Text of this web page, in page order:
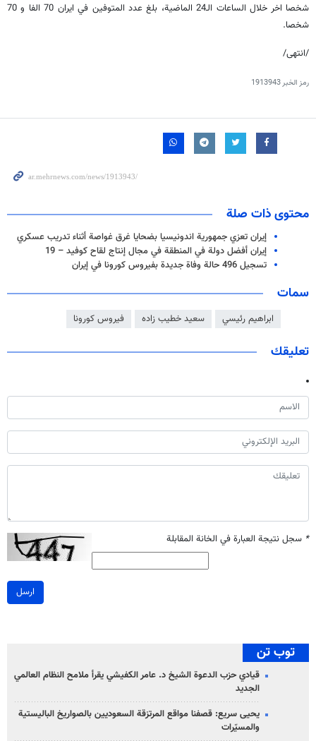
شخصا اخر خلال الساعات الـ24 الماضیة، بلغ عدد المتوفین في ایران 70 الفا و 70
شخصا.
/انتهى/
رمز الخبر1913943
محتوى ذات صلة
إيران تعزي جمهورية اندونيسيا بضحايا غرق غواصة أثناء تدريب عسكري
إيران أفضل دولة في المنطقة في مجال إنتاج لقاح كوفيد – 19
تسجيل 496 حالة وفاة جدیدة بفیروس کورونا في إیران
سمات
ابراهيم رئيسي سعيد خطيب زاده فيروس كورونا
تعليقك
* سجل نتيجة العبارة في الخانة المقابلة
ارسل
توب تن
قيادي حزب الدعوة الشيخ د. عامر الكفيشي يقرأ ملامح النظام العالمي
الجديد
يحيى سريع: قصفنا مواقع المرتزقة السعوديين بالصواريخ الباليستية
والمسيّرات